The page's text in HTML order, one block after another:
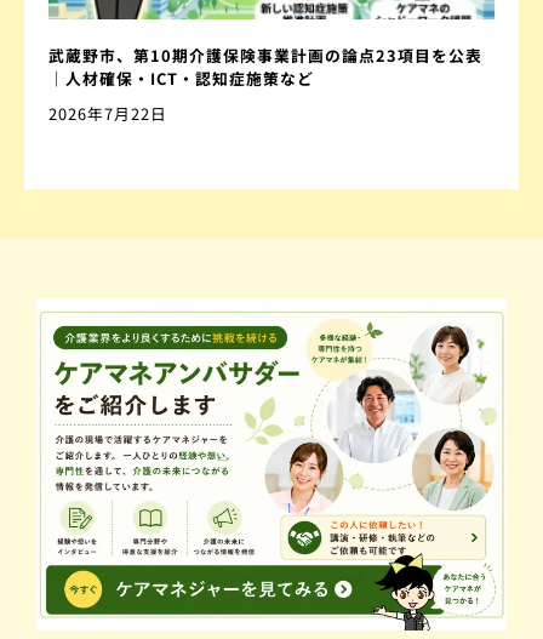
武蔵野市、第10期介護保険事業計画の論点23項目を公表
｜人材確保・ICT・認知症施策など
2026年7月22日